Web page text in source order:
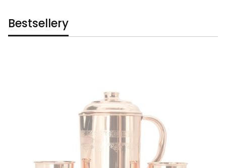
Bestsellery